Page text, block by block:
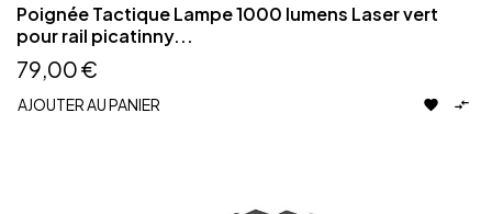
Poignée Tactique Lampe 1000 lumens Laser vert
pour rail picatinny...
79,00 €
AJOUTER AU PANIER  